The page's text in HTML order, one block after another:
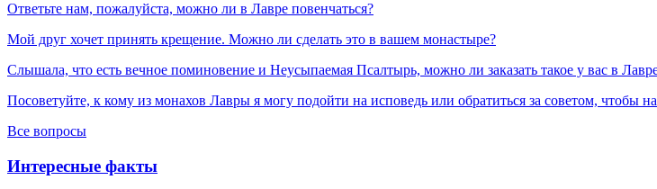
Ответьте нам, пожалуйста, можно ли в Лавре повенчаться?
Мой друг хочет принять крещение. Можно ли сделать это в вашем монастыре?
Слышала, что есть вечное поминовение и Неусыпаемая Псалтырь, можно ли заказать такое у вас в
Посоветуйте, к кому из монахов Лавры я могу подойти на исповедь или обратиться за советом, чтобы
Все вопросы
Интересные факты